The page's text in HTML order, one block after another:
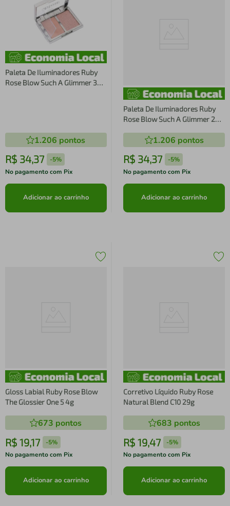
Paleta De Iluminadores Ruby
Rose Blow Such A Glimmer 3
1.206 pontos
R$ 34,37 -5%
No pagamento com Pix
Adicionar ao carrinho
Paleta De Iluminadores Ruby
Rose Blow Such A Glimmer 2
1.206 pontos
R$ 34,37 -5%
No pagamento com Pix
Adicionar ao carrinho
Gloss Labial Ruby Rose Blow
The Glossier One 5 4g
673 pontos
R$ 19,17 -5%
No pagamento com Pix
Adicionar ao carrinho
Corretivo Líquido Ruby Rose
Natural Blend C10 29g
683 pontos
R$ 19,47 -5%
No pagamento com Pix
Adicionar ao carrinho